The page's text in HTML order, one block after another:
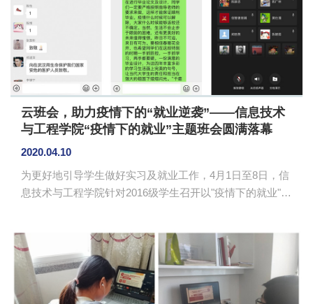
云班会，助力疫情下的“就业逆袭”——信息技术
与工程学院“疫情下的就业”主题班会圆满落幕
2020.04.10
为更好地引导学生做好实习及就业工作，4月1日至8日，信
息技术与工程学院针对2016级学生召开以"疫情下的就业"为
到了同学们的积极响应。 受当前疫情影响就业形势日
益严峻， 2020届毕业生迎来“史上最特殊”的毕业季。我院
各毕业班利用“腾讯会议”平台、企业微信及班级微信群召开
班会，主要围绕疫情形势下的就业政策推广、就业指导、